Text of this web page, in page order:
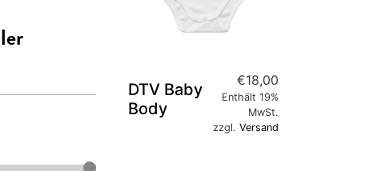
DTV Baby
Body
€18,00
Enthält 19%
MwSt.
zzgl. Versand